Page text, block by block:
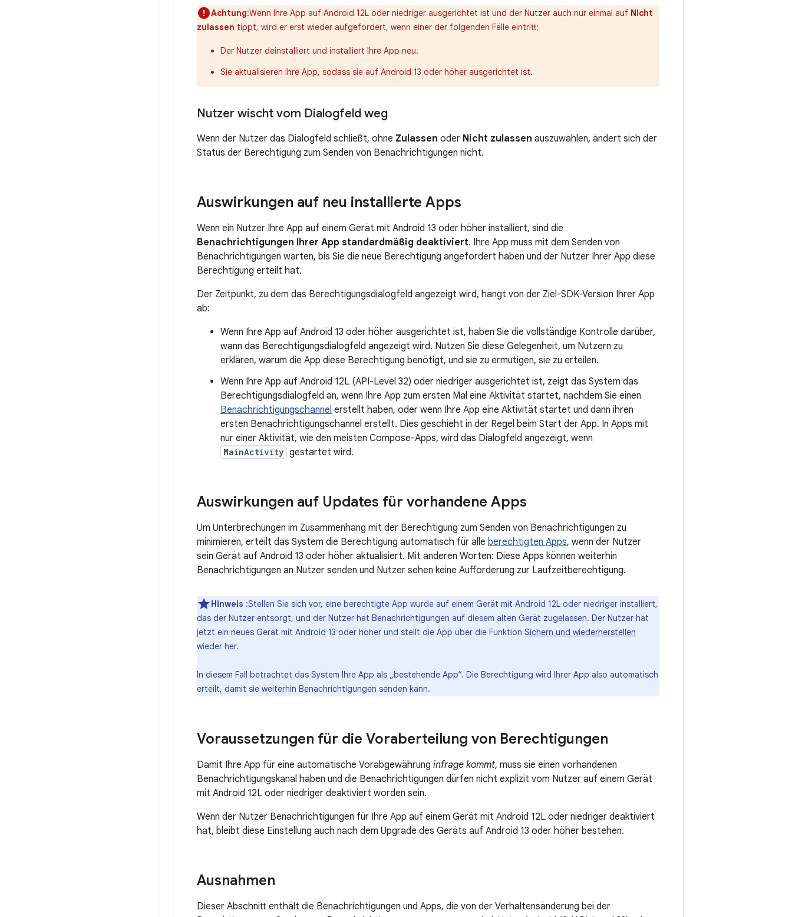
Achtung:Wenn Ihre App auf Android 12L oder niedriger ausgerichtet ist und der Nutzer auch nur einmal auf Nicht
zulassen tippt, wird er erst wieder aufgefordert, wenn einer der folgenden Fälle eintritt:
Der Nutzer deinstalliert und installiert Ihre App neu.
Sie aktualisieren Ihre App, sodass sie auf Android 13 oder höher ausgerichtet ist.
Nutzer wischt vom Dialogfeld weg
Wenn der Nutzer das Dialogfeld schließt, ohne Zulassen oder Nicht zulassen auszuwählen, ändert sich der
Status der Berechtigung zum Senden von Benachrichtigungen nicht.
Auswirkungen auf neu installierte Apps
Wenn ein Nutzer Ihre App auf einem Gerät mit Android 13 oder höher installiert, sind die
Benachrichtigungen Ihrer App standardmäßig deaktiviert. Ihre App muss mit dem Senden von
Benachrichtigungen warten, bis Sie die neue Berechtigung angefordert haben und der Nutzer Ihrer App diese
Berechtigung erteilt hat.
Der Zeitpunkt, zu dem das Berechtigungsdialogfeld angezeigt wird, hängt von der Ziel-SDK-Version Ihrer App
ab:
Wenn Ihre App auf Android 13 oder höher ausgerichtet ist, haben Sie die vollständige Kontrolle darüber,
wann das Berechtigungsdialogfeld angezeigt wird. Nutzen Sie diese Gelegenheit, um Nutzern zu
erklären, warum die App diese Berechtigung benötigt, und sie zu ermutigen, sie zu erteilen.
Wenn Ihre App auf Android 12L (API-Level 32) oder niedriger ausgerichtet ist, zeigt das System das
Berechtigungsdialogfeld an, wenn Ihre App zum ersten Mal eine Aktivität startet, nachdem Sie einen
Benachrichtigungschannel erstellt haben, oder wenn Ihre App eine Aktivität startet und dann ihren
ersten Benachrichtigungschannel erstellt. Dies geschieht in der Regel beim Start der App. In Apps mit
nur einer Aktivität, wie den meisten Compose-Apps, wird das Dialogfeld angezeigt, wenn
MainActivity gestartet wird.
Auswirkungen auf Updates für vorhandene Apps
Um Unterbrechungen im Zusammenhang mit der Berechtigung zum Senden von Benachrichtigungen zu
minimieren, erteilt das System die Berechtigung automatisch für alle berechtigten Apps, wenn der Nutzer
sein Gerät auf Android 13 oder höher aktualisiert. Mit anderen Worten: Diese Apps können weiterhin
Benachrichtigungen an Nutzer senden und Nutzer sehen keine Aufforderung zur Laufzeitberechtigung.
Hinweis :Stellen Sie sich vor, eine berechtigte App wurde auf einem Gerät mit Android 12L oder niedriger installiert,
das der Nutzer entsorgt, und der Nutzer hat Benachrichtigungen auf diesem alten Gerät zugelassen. Der Nutzer hat
jetzt ein neues Gerät mit Android 13 oder höher und stellt die App über die Funktion Sichern und wiederherstellen
wieder her.
In diesem Fall betrachtet das System Ihre App als „bestehende App“. Die Berechtigung wird Ihrer App also automatisch
erteilt, damit sie weiterhin Benachrichtigungen senden kann.
Voraussetzungen für die Voraberteilung von Berechtigungen
Damit Ihre App für eine automatische Vorabgewährung infrage kommt, muss sie einen vorhandenen
Benachrichtigungskanal haben und die Benachrichtigungen dürfen nicht explizit vom Nutzer auf einem Gerät
mit Android 12L oder niedriger deaktiviert worden sein.
Wenn der Nutzer Benachrichtigungen für Ihre App auf einem Gerät mit Android 12L oder niedriger deaktiviert
hat, bleibt diese Einstellung auch nach dem Upgrade des Geräts auf Android 13 oder höher bestehen.
Ausnahmen
Dieser Abschnitt enthält die Benachrichtigungen und Apps, die von der Verhaltensänderung bei der